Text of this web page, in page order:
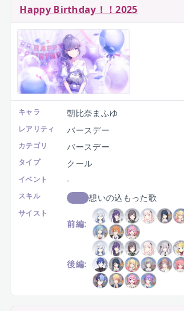
Happy Birthday！！2025
キャラ 朝比奈まふゆ
レアリティ バースデー
カテゴリ バースデー
タイプ クール
イベント -
スキル 想いの込もった歌
サイスト
前編:
後編: